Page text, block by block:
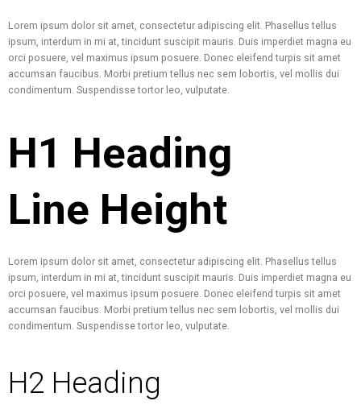
Lorem ipsum dolor sit amet, consectetur adipiscing elit. Phasellus tellus
ipsum, interdum in mi at, tincidunt suscipit mauris. Duis imperdiet magna eu
orci posuere, vel maximus ipsum posuere. Donec eleifend turpis sit amet
accumsan faucibus. Morbi pretium tellus nec sem lobortis, vel mollis dui
condimentum. Suspendisse tortor leo, vulputate.
H1 Heading
Line Height
Lorem ipsum dolor sit amet, consectetur adipiscing elit. Phasellus tellus
ipsum, interdum in mi at, tincidunt suscipit mauris. Duis imperdiet magna eu
orci posuere, vel maximus ipsum posuere. Donec eleifend turpis sit amet
accumsan faucibus. Morbi pretium tellus nec sem lobortis, vel mollis dui
condimentum. Suspendisse tortor leo, vulputate.
H2 Heading